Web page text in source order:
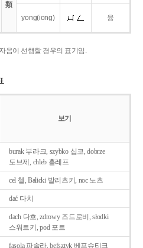
類
yong(iong) 융
음이 선행할 경우의 표기임.
보기
burak 부라크, szybko 십코, dobrze
도브제, chleb 흘레프
cel 첼, Balicki 발리츠키, noc 노츠
dać 다치
dach 다흐, zdrowy 즈드로비, słodki
스워트키, pod 포트
fasola 파솔라, befsztyk 베프슈티크